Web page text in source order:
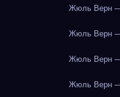
Жюль Верн —
Жюль Верн —
Жюль Верн —
Жюль Верн —